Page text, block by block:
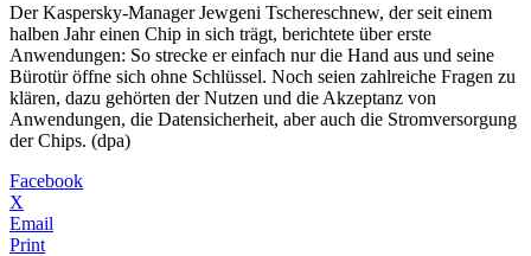
Der Kaspersky-Manager Jewgeni Tschereschnew, der seit einem
halben Jahr einen Chip in sich trägt, berichtete über erste
Anwendungen: So strecke er einfach nur die Hand aus und seine
Bürotür öffne sich ohne Schlüssel. Noch seien zahlreiche Fragen zu
klären, dazu gehörten der Nutzen und die Akzeptanz von
Anwendungen, die Datensicherheit, aber auch die Stromversorgung
der Chips. (dpa)
Facebook
X
Email
Print